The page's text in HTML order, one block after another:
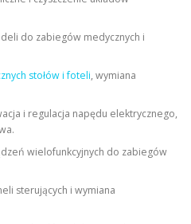
do zabiegów medycznych i
stołów i foteli, wymiana
i regulacja napędu elektrycznego,
wielofunkcyjnych do zabiegów
sterujących i wymiana